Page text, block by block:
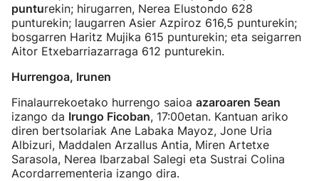
punturekin; hirugarren, Nerea Elustondo 628
punturekin; laugarren Asier Azpiroz 616,5 punturekin;
bosgarren Haritz Mujika 615 punturekin; eta seigarren
Aitor Etxebarriazarraga 612 punturekin.
Hurrengoa, Irunen
Finalaurrekoetako hurrengo saioa azaroaren 5ean
izango da Irungo Ficoban, 17:00etan. Kantuan ariko
diren bertsolariak Ane Labaka Mayoz, Jone Uria
Albizuri, Maddalen Arzallus Antia, Miren Artetxe
Sarasola, Nerea Ibarzabal Salegi eta Sustrai Colina
Acordarrementeria izango dira.